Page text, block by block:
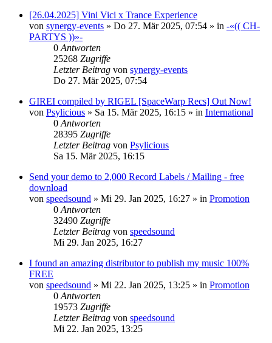
[26.04.2025] Vini Vici x Trance Experience
von synergy-events » Do 27. Mär 2025, 07:54 » in -«(( CH-
PARTYS ))»-
0 Antworten
25268 Zugriffe
Letzter Beitrag von synergy-events
Do 27. Mär 2025, 07:54
GIREI compiled by RIGEL [SpaceWarp Recs] Out Now!
von Psylicious » Sa 15. Mär 2025, 16:15 » in International
0 Antworten
28395 Zugriffe
Letzter Beitrag von Psylicious
Sa 15. Mär 2025, 16:15
Send your demo to 2,000 Record Labels / Mailing - free
download
von speedsound » Mi 29. Jan 2025, 16:27 » in Promotion
0 Antworten
32490 Zugriffe
Letzter Beitrag von speedsound
Mi 29. Jan 2025, 16:27
I found an amazing distributor to publish my music 100%
FREE
von speedsound » Mi 22. Jan 2025, 13:25 » in Promotion
0 Antworten
19573 Zugriffe
Letzter Beitrag von speedsound
Mi 22. Jan 2025, 13:25